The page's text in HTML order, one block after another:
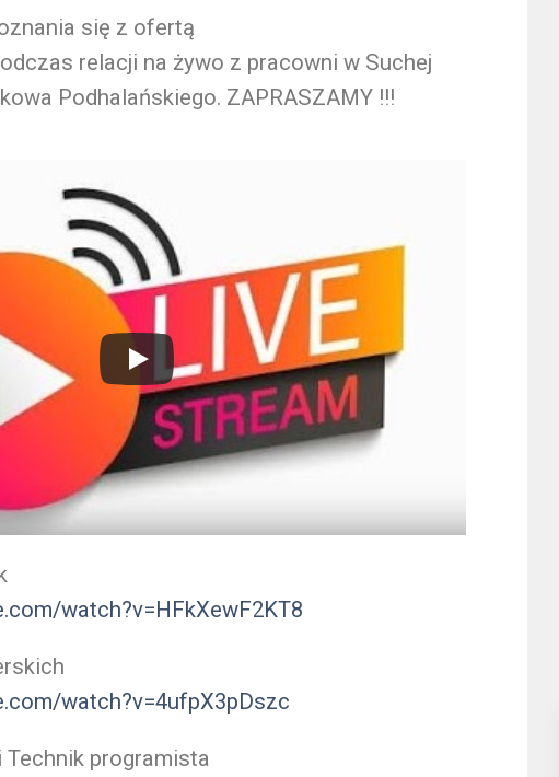
się z ofertą
relacji na żywo z pracowni w Suchej
Podhalańskiego. ZAPRASZAMY !!!
watch?v=HFkXewF2KT8
watch?v=4ufpX3pDszc
programista